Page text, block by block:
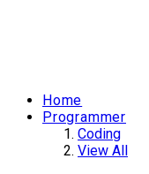
Home
Programmer
Coding
View All